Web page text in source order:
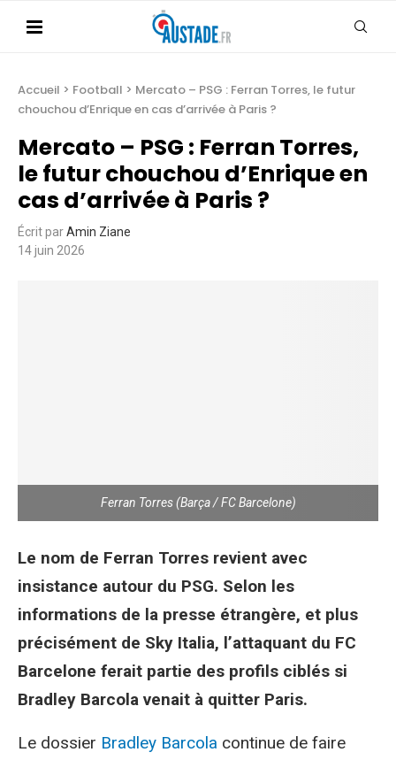
Accueil > Football > Mercato – PSG : Ferran Torres, le futur
chouchou d’Enrique en cas d’arrivée à Paris ?
Mercato – PSG : Ferran Torres,
le futur chouchou d’Enrique en
cas d’arrivée à Paris ?
Écrit parAmin Ziane
14 juin 2026
Ferran Torres (Barça / FC Barcelone)
Le nom de Ferran Torres revient avec
insistance autour du PSG. Selon les
informations de la presse étrangère, et plus
précisément de Sky Italia, l’attaquant du FC
Barcelone ferait partie des profils ciblés si
Bradley Barcola venait à quitter Paris.
Le dossier Bradley Barcola continue de faire